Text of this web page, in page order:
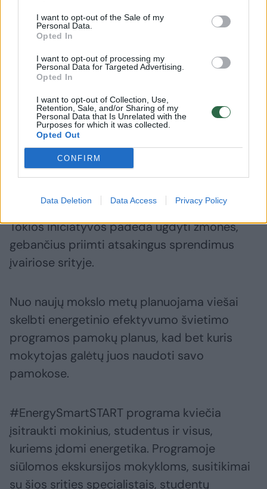
I want to opt-out of the Sale of my
Personal Data.
Opted In
I want to opt-out of processing my
Personal Data for Targeted Advertising.
Opted In
I want to opt-out of Collection, Use,
Retention, Sale, and/or Sharing of my
Personal Data that Is Unrelated with the
Purposes for which it was collected.
Opted Out
CONFIRM
Data Deletion Data Access Privacy Policy
Lietuvoje. „Mokytojams suteikiama ne tik
naujų žinių, bet ir pasitikėjimo bei
motyvacijos nuolat atnaujinti savo mokymo
būdus. Bendradarbiavimas su įmonėmis
padeda pamatyti, kaip įvairios temos gali
susijungti su jų dėstomu dalyku, ir skatina
kalbėti apie globalius iššūkius“, – sako N.
Žutautaitė.
ilgalaikė investicija į sąmoningą visuomenę.
Tokios iniciatyvos padeda ugdyti žmones,
gebančius priimti atsakingus sprendimus
įvairiose srityje.
Nuo naujų mokslo metų planuojama viešai
skelbti energetinio efektyvumo švietimo
programos pamokų planus, kad bet kuris
mokytojas galėtų juos naudoti savo
pamokose.
#EnergySmartSTART programa kviečia
įsitraukti mokinius, studentus ir visus,
kuriems įdomi energetika. Programoje
siūlomos ekskursijos mokykloms, susitikimai
su šios srities specialistais, studentų